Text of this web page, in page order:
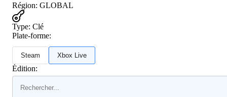
Région: GLOBAL
Type: Clé
Plate-forme:
Steam Xbox Live
Édition: